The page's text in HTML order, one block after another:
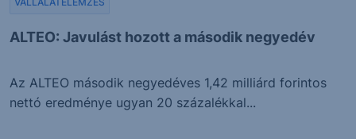
ALTEO: Javulást hozott a második negyedév
Az ALTEO második negyedéves 1,42 milliárd forintos
nettó eredménye ugyan 20 százalékkal...